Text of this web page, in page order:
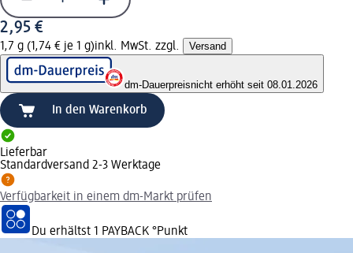
2,95 €
1,7 g (1,74 € je 1 g)inkl. MwSt. zzgl. Versand
dm-Dauerpreisnicht erhöht seit 08.01.2026
In den Warenkorb
Lieferbar
Standardversand 2-3 Werktage
Verfügbarkeit in einem dm-Markt prüfen
Du erhältst 1 PAYBACK °Punkt